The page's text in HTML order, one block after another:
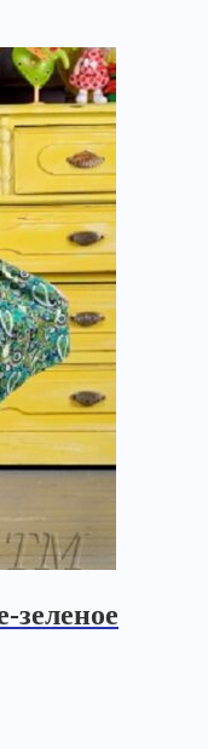
зеленое